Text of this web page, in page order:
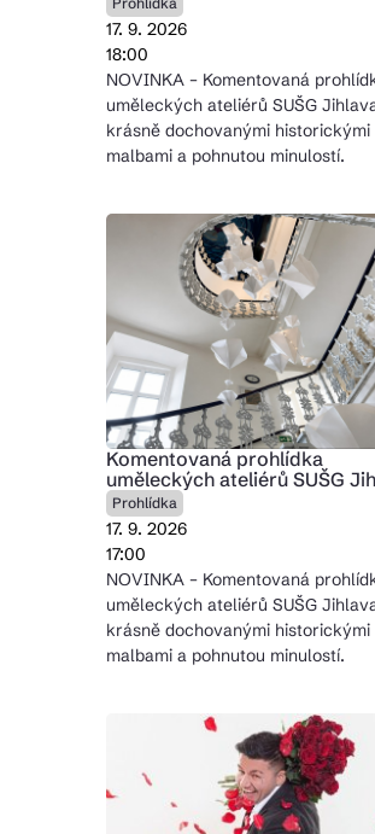
17. 9. 2026
18:00
NOVINKA – Komentovaná
uměleckých ateliérů SUŠG
krásně dochovanými historickými
malbami a pohnutou minulostí.
Komentovaná prohlídka
uměleckých ateliérů SUŠG
Prohlídka
17. 9. 2026
17:00
NOVINKA – Komentovaná
uměleckých ateliérů SUŠG
krásně dochovanými historickými
malbami a pohnutou minulostí.